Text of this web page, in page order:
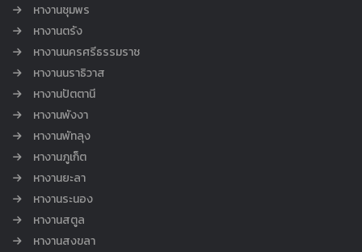
หางานชุมพร
หางานตรัง
หางานนครศรีธรรมราช
หางานนราธิวาส
หางานปัตตานี
หางานพังงา
หางานพัทลุง
หางานภูเก็ต
หางานยะลา
หางานระนอง
หางานสตูล
หางานสงขลา